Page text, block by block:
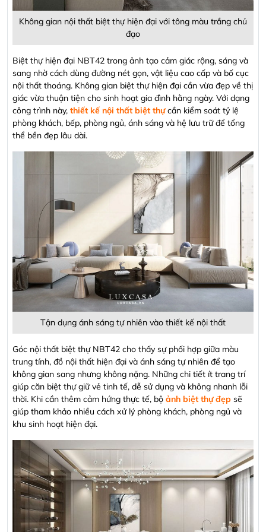
Không gian nội thất biệt thự hiện đại với tông màu trắng chủ
đạo
Biệt thự hiện đại NBT42 trong ảnh tạo cảm giác rộng, sáng và
sang nhờ cách dùng đường nét gọn, vật liệu cao cấp và bố cục
nội thất thoáng. Không gian biệt thự hiện đại cần vừa đẹp về thị
giác vừa thuận tiện cho sinh hoạt gia đình hằng ngày. Với dạng
công trình này, thiết kế nội thất biệt thựcần kiểm soát tỷ lệ
phòng khách, bếp, phòng ngủ, ánh sáng và hệ lưu trữ để tổng
thể bền đẹp lâu dài.
Tận dụng ánh sáng tự nhiên vào thiết kế nội thất
Góc nội thất biệt thự NBT42 cho thấy sự phối hợp giữa màu
trung tính, đồ nội thất hiện đại và ánh sáng tự nhiên để tạo
không gian sang nhưng không nặng. Những chi tiết ít trang trí
giúp căn biệt thự giữ vẻ tinh tế, dễ sử dụng và không nhanh lỗi
thời. Khi cần thêm cảm hứng thực tế, bộ ảnh biệt thự đẹp sẽ
giúp tham khảo nhiều cách xử lý phòng khách, phòng ngủ và
khu sinh hoạt hiện đại.